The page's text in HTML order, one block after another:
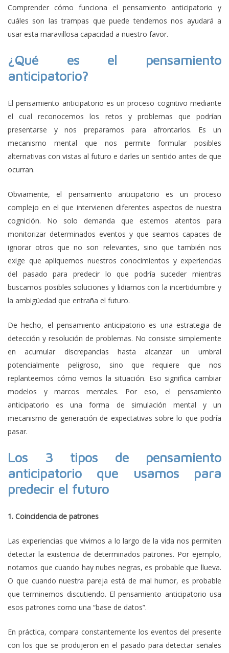
Comprender cómo funciona el pensamiento anticipatorio y
cuáles son las trampas que puede tendernos nos ayudará a
usar esta maravillosa capacidad a nuestro favor.
¿Qué es el pensamiento
anticipatorio?
El pensamiento anticipatorio es un proceso cognitivo mediante
el cual reconocemos los retos y problemas que podrían
presentarse y nos preparamos para afrontarlos. Es un
mecanismo mental que nos permite formular posibles
alternativas con vistas al futuro e darles un sentido antes de que
ocurran.
Obviamente, el pensamiento anticipatorio es un proceso
complejo en el que intervienen diferentes aspectos de nuestra
cognición. No solo demanda que estemos atentos para
monitorizar determinados eventos y que seamos capaces de
ignorar otros que no son relevantes, sino que también nos
exige que apliquemos nuestros conocimientos y experiencias
del pasado para predecir lo que podría suceder mientras
buscamos posibles soluciones y lidiamos con la incertidumbre y
la ambigüedad que entraña el futuro.
De hecho, el pensamiento anticipatorio es una estrategia de
detección y resolución de problemas. No consiste simplemente
en acumular discrepancias hasta alcanzar un umbral
potencialmente peligroso, sino que requiere que nos
replanteemos cómo vemos la situación. Eso significa cambiar
modelos y marcos mentales. Por eso, el pensamiento
anticipatorio es una forma de simulación mental y un
mecanismo de generación de expectativas sobre lo que podría
pasar.
Los 3 tipos de pensamiento
anticipatorio que usamos para
predecir el futuro
1. Coincidencia de patrones
Las experiencias que vivimos a lo largo de la vida nos permiten
detectar la existencia de determinados patrones. Por ejemplo,
notamos que cuando hay nubes negras, es probable que llueva.
O que cuando nuestra pareja está de mal humor, es probable
que terminemos discutiendo. El pensamiento anticipatorio usa
esos patrones como una “base de datos”.
En práctica, compara constantemente los eventos del presente
con los que se produjeron en el pasado para detectar señales